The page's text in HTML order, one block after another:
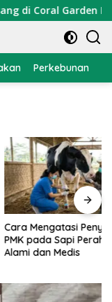
Coral Garden Pulau
Perkebunan
Penyakit
Sapi Perah Secara
Medis